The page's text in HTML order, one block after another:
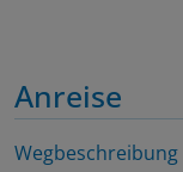
Anreise
Wegbeschreibung